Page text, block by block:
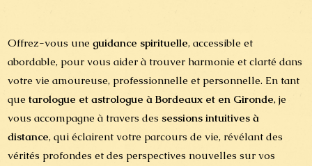
Offrez-vous uneguidance spirituelle, accessible et
abordable, pour vous aider à trouver harmonie et clarté dans
votre vie amoureuse, professionnelle et personnelle. En tant
quetarologue et astrologue à Bordeaux et en Gironde, je
vous accompagne à travers dessessions intuitives à
distance, qui éclairent votre parcours de vie, révélant des
vérités profondes et des perspectives nouvelles sur vos